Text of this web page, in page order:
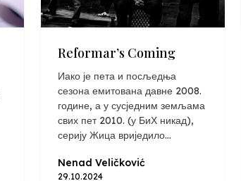
Reformar’s Coming
Иако је пета и посљедња
сезона емитована давне 2008.
године, а у сусједним земљама
свих пет 2010. (у БиХ никад),
серију Жица вриједило...
Nenad Veličković
29.10.2024